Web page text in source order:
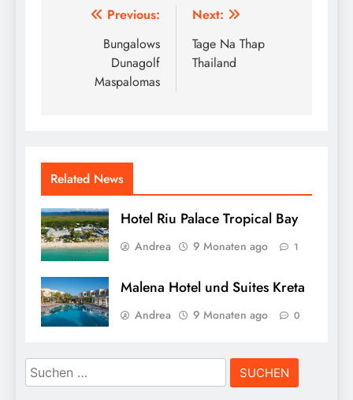
Beitragsnavigation
Previous:
Bungalows
Dunagolf
Maspalomas
Next:
Tage Na Thap
Thailand
Related News
Hotel Riu Palace Tropical Bay
Andrea 9 Monaten ago 1
Malena Hotel und Suites Kreta
Andrea 9 Monaten ago 0
Suchen
nach: